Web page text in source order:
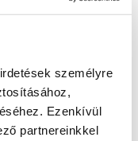
személyre
Ezenkívül
partnereinkkel